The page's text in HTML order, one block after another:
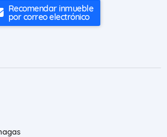
Recomendar inmueble
por correo electrónico